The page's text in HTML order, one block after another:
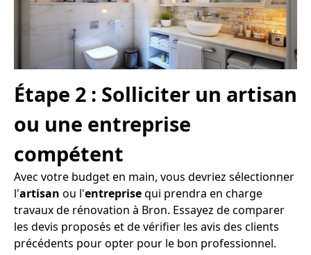
Étape 2 : Solliciter un artisan
ou une entreprise
compétent
Avec votre budget en main, vous devriez sélectionner
l'artisan ou l'entreprisequi prendra en charge
travaux de rénovation à Bron. Essayez de comparer
les devis proposés et de vérifier les avis des clients
précédents pour opter pour le bon professionnel.